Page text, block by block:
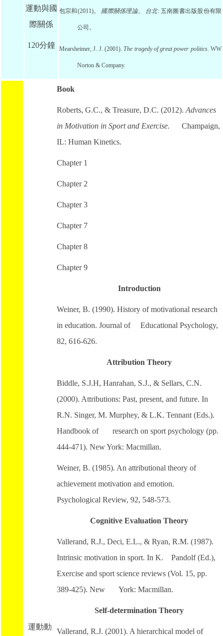
運動與國
際關係
120分鐘
包宗和(2011)。 國際關係理論。 台北: 五南圖書出版股份有限
公司。
Mearsheimer, J. J. (2001).The tragedy of great power politics. WW
Norton & Company.
運動動
Book
Roberts, G.C., & Treasure, D.C. (2012). Advances
in Motivation in Sport and Exercise. Champaign,
IL: Human Kinetics.
Chapter 1
Chapter 2
Chapter 3
Chapter 7
Chapter 8
Chapter 9
Introduction
Weiner, B. (1990). History of motivational research
in education. Journal of Educational Psychology,
82, 616-626.
Attribution Theory
Biddle, S.J.H, Hanrahan, S.J., & Sellars, C.N.
(2000). Attributions: Past, present, and future. In
R.N. Singer, M. Murphey, & L.K. Tennant (Eds.).
Handbook of research on sport psychology (pp.
444-471). New York: Macmillan.
Weiner, B. (1985). An attributional theory of
achievement motivation and emotion.
Psychological Review, 92, 548-573.
Cognitive Evaluation Theory
Vallerand, R.J., Deci, E.L., & Ryan, R.M. (1987).
Intrinsic motivation in sport. In K. Pandolf (Ed.),
Exercise and sport science reviews (Vol. 15, pp.
389-425). New York: Macmillan.
Self-determination Theory
Vallerand, R.J. (2001). A hierarchical model of